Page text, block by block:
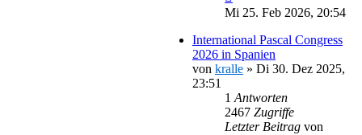
Mi 25. Feb 2026, 20:54
International Pascal Congress
2026 in Spanien
von kralle » Di 30. Dez 2025,
23:51
1 Antworten
2467 Zugriffe
Letzter Beitrag von